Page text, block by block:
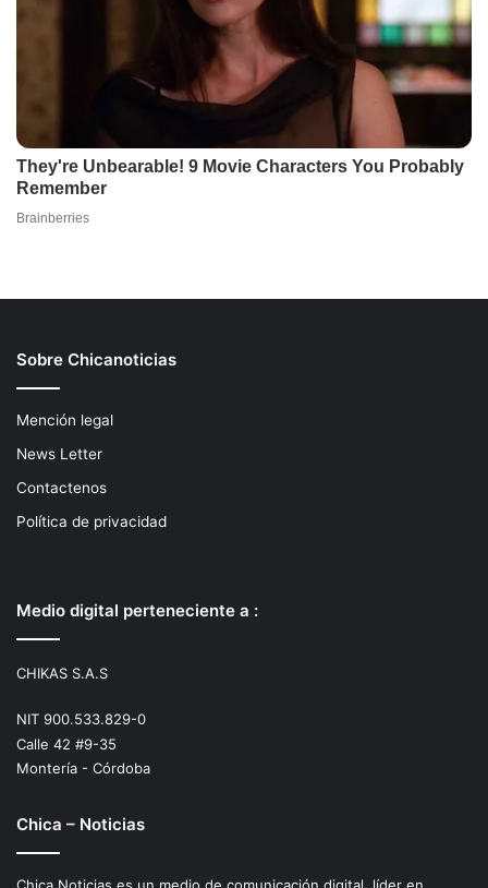
Sobre Chicanoticias
Mención legal
News Letter
Contactenos
Política de privacidad
Medio digital perteneciente a :
CHIKAS S.A.S
NIT 900.533.829-0
Calle 42 #9-35
Montería - Córdoba
Chica – Noticias